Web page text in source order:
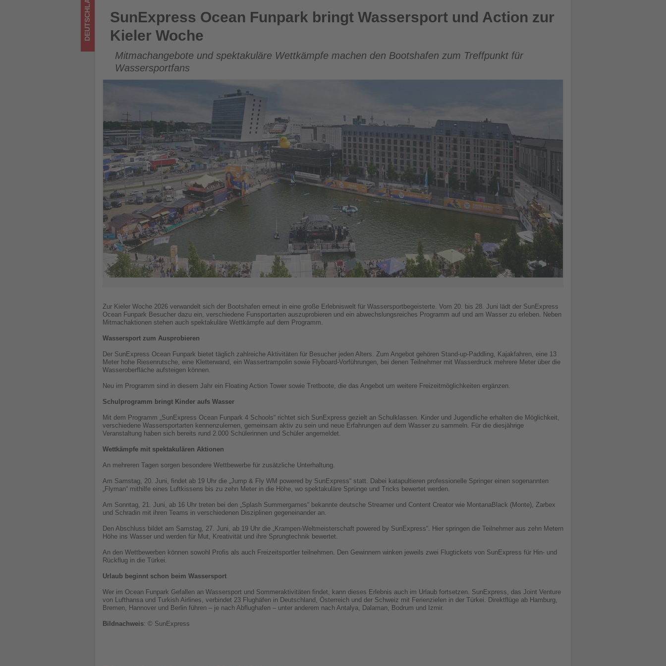
SunExpress Ocean Funpark bringt Wassersport und Action zur Kieler Woche
DEUTSCHLAND
SunExpress Ocean Funpark bringt Wassersport und Action zur
Kieler Woche
Mitmachangebote und spektakuläre Wettkämpfe machen den Bootshafen zum Treffpunkt für
Wassersportfans
Zur Kieler Woche 2026 verwandelt sich der Bootshafen erneut in eine große Erlebniswelt für Wassersportbegeisterte. Vom 20. bis 28. Juni lädt der SunExpress
Ocean Funpark Besucher dazu ein, verschiedene Funsportarten auszuprobieren und ein abwechslungsreiches Programm auf und am Wasser zu erleben. Neben
Mitmachaktionen stehen auch spektakuläre Wettkämpfe auf dem Programm.
Wassersport zum Ausprobieren
Der SunExpress Ocean Funpark bietet täglich zahlreiche Aktivitäten für Besucher jeden Alters. Zum Angebot gehören Stand-up-Paddling, Kajakfahren, eine 13
Meter hohe Riesenrutsche, eine Kletterwand, ein Wassertrampolin sowie Flyboard-Vorführungen, bei denen Teilnehmer mit Wasserdruck mehrere Meter über die
Wasseroberfläche aufsteigen können.
Neu im Programm sind in diesem Jahr ein Floating Action Tower sowie Tretboote, die das Angebot um weitere Freizeitmöglichkeiten ergänzen.
Schulprogramm bringt Kinder aufs Wasser
Mit dem Programm „SunExpress Ocean Funpark 4 Schools“ richtet sich SunExpress gezielt an Schulklassen. Kinder und Jugendliche erhalten die Möglichkeit,
verschiedene Wassersportarten kennenzulernen, gemeinsam aktiv zu sein und neue Erfahrungen auf dem Wasser zu sammeln. Für die diesjährige
Veranstaltung haben sich bereits rund 2.000 Schülerinnen und Schüler angemeldet.
Wettkämpfe mit spektakulären Aktionen
An mehreren Tagen sorgen besondere Wettbewerbe für zusätzliche Unterhaltung.
Am Samstag, 20. Juni, findet ab 19 Uhr die „Jump & Fly WM powered by SunExpress“ statt. Dabei katapultieren professionelle Springer einen sogenannten
„Flyman“ mithilfe eines Luftkissens bis zu zehn Meter in die Höhe, wo spektakuläre Sprünge und Tricks bewertet werden.
Am Sonntag, 21. Juni, ab 16 Uhr treten bei den „Splash Summergames“ bekannte deutsche Streamer und Content Creator wie MontanaBlack (Monte), Zarbex
und Schradin mit ihren Teams in verschiedenen Disziplinen gegeneinander an.
Den Abschluss bildet am Samstag, 27. Juni, ab 19 Uhr die „Krampen-Weltmeisterschaft powered by SunExpress“. Hier springen die Teilnehmer aus zehn Metern
Höhe ins Wasser und werden für Mut, Kreativität und ihre Sprungtechnik bewertet.
An den Wettbewerben können sowohl Profis als auch Freizeitsportler teilnehmen. Den Gewinnern winken jeweils zwei Flugtickets von SunExpress für Hin- und
Rückflug in die Türkei.
Urlaub beginnt schon beim Wassersport
Wer im Ocean Funpark Gefallen an Wassersport und Sommeraktivitäten findet, kann dieses Erlebnis auch im Urlaub fortsetzen. SunExpress, das Joint Venture
von Lufthansa und Turkish Airlines, verbindet 23 Flughäfen in Deutschland, Österreich und der Schweiz mit Ferienzielen in der Türkei. Direktflüge ab Hamburg,
Bremen, Hannover und Berlin führen – je nach Abflughafen – unter anderem nach Antalya, Dalaman, Bodrum und Izmir.
Bildnachweis: © SunExpress